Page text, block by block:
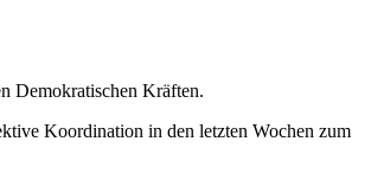
Demokratischen Kräften.
Koordination in den letzten Wochen zum